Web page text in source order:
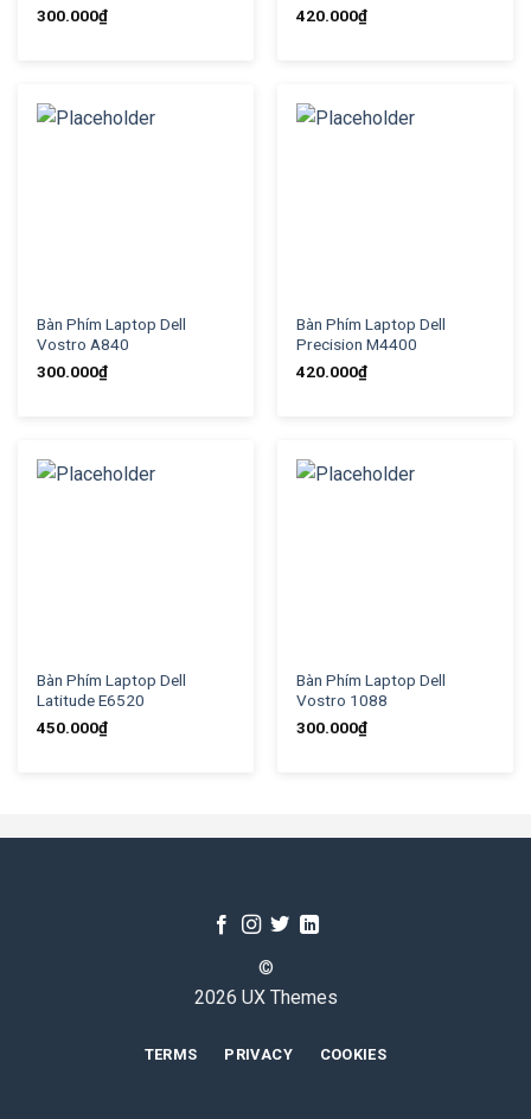
300.000₫
420.000₫
Bàn Phím Laptop Dell
Vostro A840
300.000₫
Bàn Phím Laptop Dell
Precision M4400
420.000₫
Bàn Phím Laptop Dell
Latitude E6520
450.000₫
Bàn Phím Laptop Dell
Vostro 1088
300.000₫
©
2026 UX Themes
TERMS PRIVACY COOKIES